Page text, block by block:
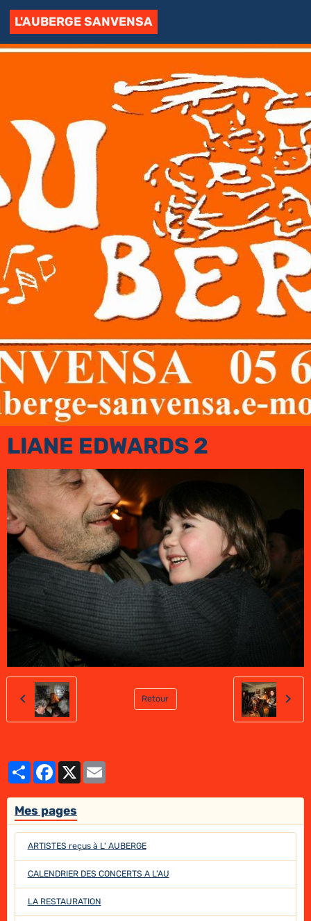
L'AUBERGE SANVENSA
LIANE EDWARDS 2
Retour
PartagerFacebook
X
Mes pages
ARTISTES reçus à L' AUBERGE
CALENDRIER DES CONCERTS A L'AU
LA RESTAURATION